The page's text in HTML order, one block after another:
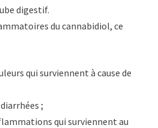
digestif.
du cannabidiol, ce
qui surviennent à cause de
;
qui surviennent au